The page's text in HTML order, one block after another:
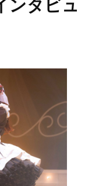
ンタビュ